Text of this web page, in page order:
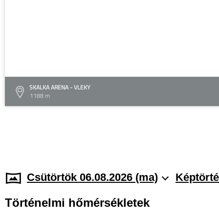
SKALKA ARENA - VLEKY
1188 m
Csütörtök 06.08.2026 (ma)
Történelmi hőmérsékletek